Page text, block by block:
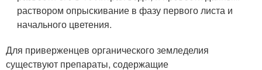
раствором опрыскивание в фазу первого листа и
начального цветения.
Для приверженцев органического земледелия
существуют препараты, содержащие